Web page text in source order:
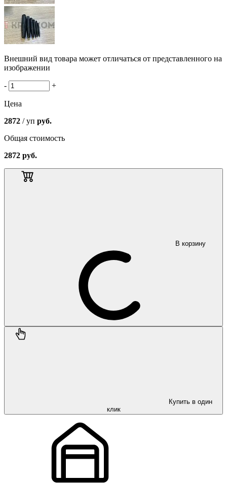
Внешний вид товара может отличаться от представленного на
изображении
- +
Цена
2872 / уп руб.
Общая стоимость
2872 руб.
В корзину
Купить в один
клик